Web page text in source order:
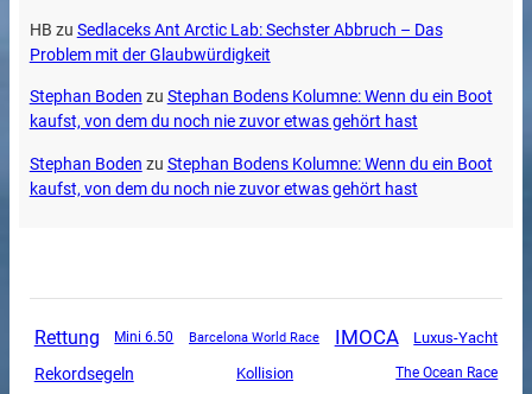
HB zu Sedlaceks Ant Arctic Lab: Sechster Abbruch – Das
Problem mit der Glaubwürdigkeit
Stephan Boden zu Stephan Bodens Kolumne: Wenn du ein Boot
kaufst, von dem du noch nie zuvor etwas gehört hast
Stephan Boden zu Stephan Bodens Kolumne: Wenn du ein Boot
kaufst, von dem du noch nie zuvor etwas gehört hast
Rettung Mini 6.50 Barcelona World Race IMOCA Luxus-Yacht
Rekordsegeln Kollision The Ocean Race